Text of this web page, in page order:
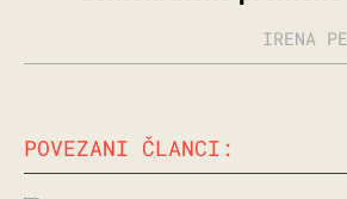
IRENA
POVEZANI ČLANCI: